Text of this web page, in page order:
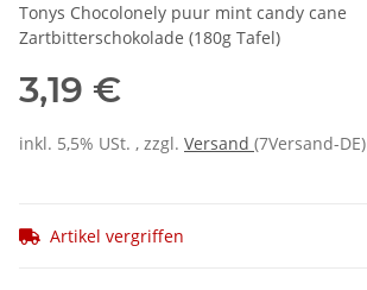
Tonys Chocolonely puur mint candy cane
Zartbitterschokolade (180g Tafel)
3,19 €
inkl. 5,5% USt. , zzgl. Versand (7Versand-DE)
Artikel vergriffen